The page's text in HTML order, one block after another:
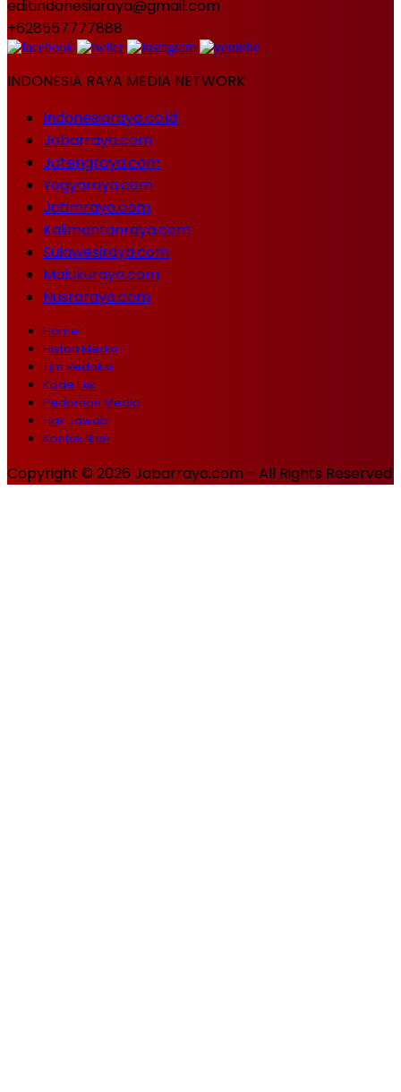
editindonesiaraya@gmail.com
+628557777888
INDONESIA RAYA MEDIA NETWORK
Indonesiaraya.co.id
Jabarraya.com
Jatengraya.com
Yogyaraya.com
Jatimraya.com
Kalimantanraya.com
Sulawesiraya.com
Malukuraya.com
Nusraraya.com
Home
Histori Media
Tim Redaksi
Kode Etik
Pedoman Media
Hak Jawab
Kontak Ikan
Copyright © 2026 Jabarraya.com - All Rights Reserved